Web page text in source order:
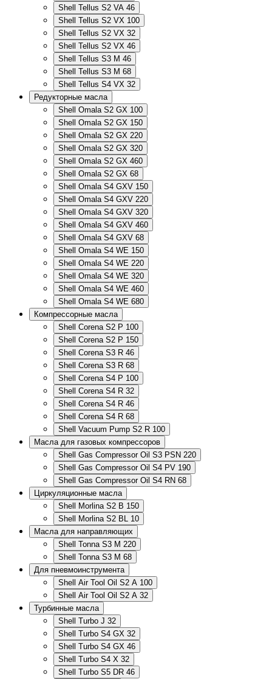
Shell Tellus S2 VA 46
Shell Tellus S2 VX 100
Shell Tellus S2 VX 32
Shell Tellus S2 VX 46
Shell Tellus S3 M 46
Shell Tellus S3 M 68
Shell Tellus S4 VX 32
Редукторные масла
Shell Omala S2 GX 100
Shell Omala S2 GX 150
Shell Omala S2 GX 220
Shell Omala S2 GX 320
Shell Omala S2 GX 460
Shell Omala S2 GX 68
Shell Omala S4 GXV 150
Shell Omala S4 GXV 220
Shell Omala S4 GXV 320
Shell Omala S4 GXV 460
Shell Omala S4 GXV 68
Shell Omala S4 WE 150
Shell Omala S4 WE 220
Shell Omala S4 WE 320
Shell Omala S4 WE 460
Shell Omala S4 WE 680
Компрессорные масла
Shell Corena S2 P 100
Shell Corena S2 P 150
Shell Corena S3 R 46
Shell Corena S3 R 68
Shell Corena S4 P 100
Shell Corena S4 R 32
Shell Corena S4 R 46
Shell Corena S4 R 68
Shell Vacuum Pump S2 R 100
Масла для газовых компрессоров
Shell Gas Compressor Oil S3 PSN 220
Shell Gas Compressor Oil S4 PV 190
Shell Gas Compressor Oil S4 RN 68
Циркуляционные масла
Shell Morlina S2 B 150
Shell Morlina S2 BL 10
Масла для направляющих
Shell Tonna S3 M 220
Shell Tonna S3 M 68
Для пневмоинструмента
Shell Air Tool Oil S2 A 100
Shell Air Tool Oil S2 A 32
Турбинные масла
Shell Turbo J 32
Shell Turbo S4 GX 32
Shell Turbo S4 GX 46
Shell Turbo S4 X 32
Shell Turbo S5 DR 46